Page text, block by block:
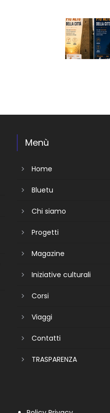
Menù
Home
Bluetu
Chi siamo
Progetti
Magazine
Iniziative culturali
Corsi
Viaggi
Contatti
TRASPARENZA